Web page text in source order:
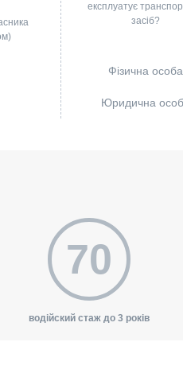
експлуатує
засіб?
Фізична особа
Юридична
70
водійский стаж до 3 років